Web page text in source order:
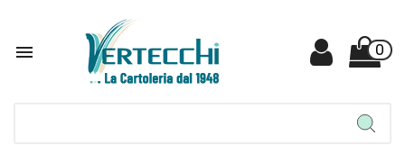
 0